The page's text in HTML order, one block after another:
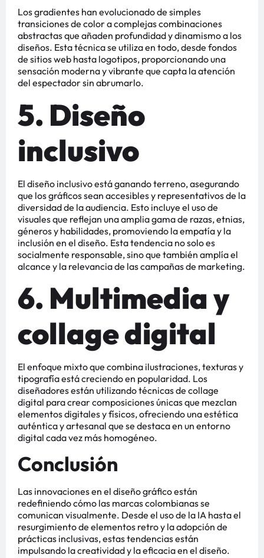
Los gradientes han evolucionado de simples
transiciones de color a complejas combinaciones
abstractas que añaden profundidad y dinamismo a los
diseños. Esta técnica se utiliza en todo, desde fondos
de sitios web hasta logotipos, proporcionando una
sensación moderna y vibrante que capta la atención
del espectador sin abrumarlo​​​​.
5. Diseño
inclusivo
El diseño inclusivo está ganando terreno, asegurando
que los gráficos sean accesibles y representativos de la
diversidad de la audiencia. Esto incluye el uso de
visuales que reflejan una amplia gama de razas, etnias,
géneros y habilidades, promoviendo la empatía y la
inclusión en el diseño. Esta tendencia no solo es
socialmente responsable, sino que también amplía el
alcance y la relevancia de las campañas de marketing​​​​.
6. Multimedia y
collage digital
El enfoque mixto que combina ilustraciones, texturas y
tipografía está creciendo en popularidad. Los
diseñadores están utilizando técnicas de collage
digital para crear composiciones únicas que mezclan
elementos digitales y físicos, ofreciendo una estética
auténtica y artesanal que se destaca en un entorno
digital cada vez más homogéneo​​​​.
Conclusión
Las innovaciones en el diseño gráfico están
redefiniendo cómo las marcas colombianas se
comunican visualmente. Desde el uso de la IA hasta el
resurgimiento de elementos retro y la adopción de
prácticas inclusivas, estas tendencias están
impulsando la creatividad y la eficacia en el diseño.